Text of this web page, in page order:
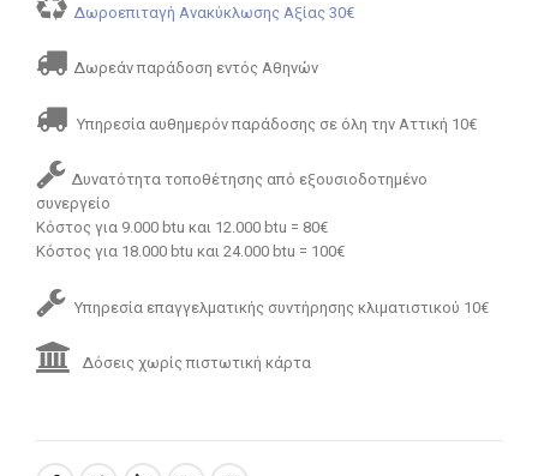
Δωροεπιταγή Ανακύκλωσης Αξίας 30€
Δωρεάν παράδοση εντός Αθηνών
Υπηρεσία αυθημερόν παράδοσης σε όλη την Αττική 10€
Δυνατότητα τοποθέτησης από εξουσιοδοτημένο
συνεργείο
Κόστος για 9.000 btu και 12.000 btu = 80€
Κόστος για 18.000 btu και 24.000 btu = 100€
Υπηρεσία επαγγελματικής συντήρησης κλιματιστικού 10€
Δόσεις χωρίς πιστωτική κάρτα